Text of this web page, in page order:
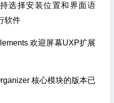
选择安装位置和界面语
软件
欢迎屏幕UXP扩展
核心模块的版本已